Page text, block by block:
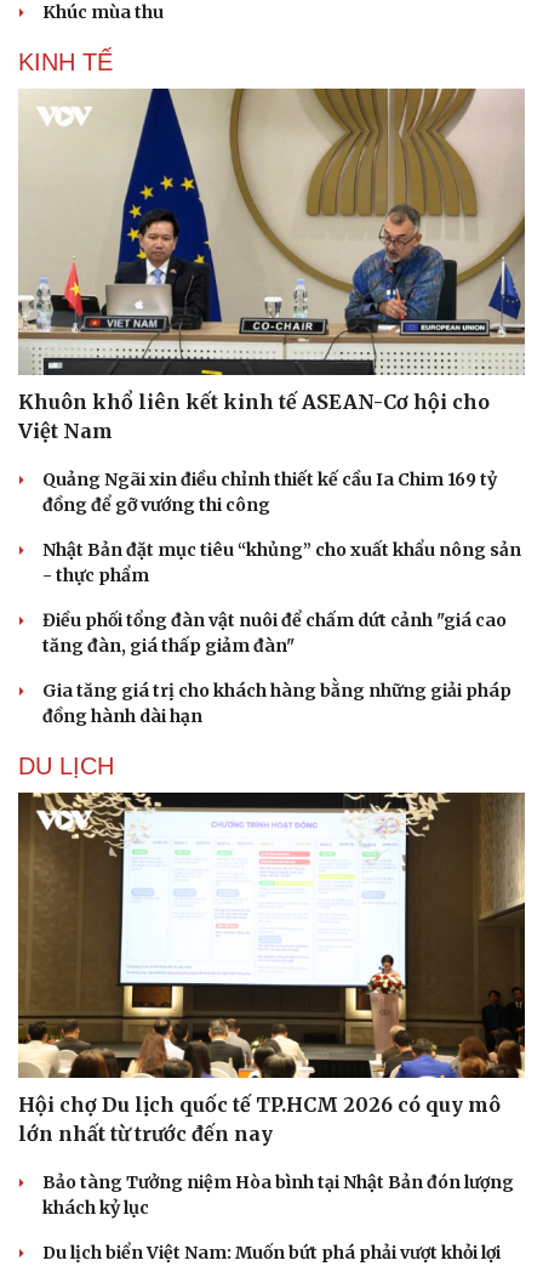
Dinh dưỡng - món ngon
Sản phụ khoa
Nhi khoa
Nam khoa
Làm đẹp - giảm cân
Ăn sạch sống khỏe
Đời sống
Nhà đẹp
Blog
Tình yêu - Gia đình
Khúc mùa thu
KINH TẾ
Khuôn khổ liên kết kinh tế ASEAN-Cơ hội cho
Việt Nam
Quảng Ngãi xin điều chỉnh thiết kế cầu Ia Chim 169 tỷ
đồng để gỡ vướng thi công
Nhật Bản đặt mục tiêu “khủng” cho xuất khẩu nông sản
- thực phẩm
Điều phối tổng đàn vật nuôi để chấm dứt cảnh "giá cao
tăng đàn, giá thấp giảm đàn"
Gia tăng giá trị cho khách hàng bằng những giải pháp
đồng hành dài hạn
DU LỊCH
Hội chợ Du lịch quốc tế TP.HCM 2026 có quy mô
lớn nhất từ trước đến nay
Bảo tàng Tưởng niệm Hòa bình tại Nhật Bản đón lượng
khách kỷ lục
Du lịch biển Việt Nam: Muốn bứt phá phải vượt khỏi lợi